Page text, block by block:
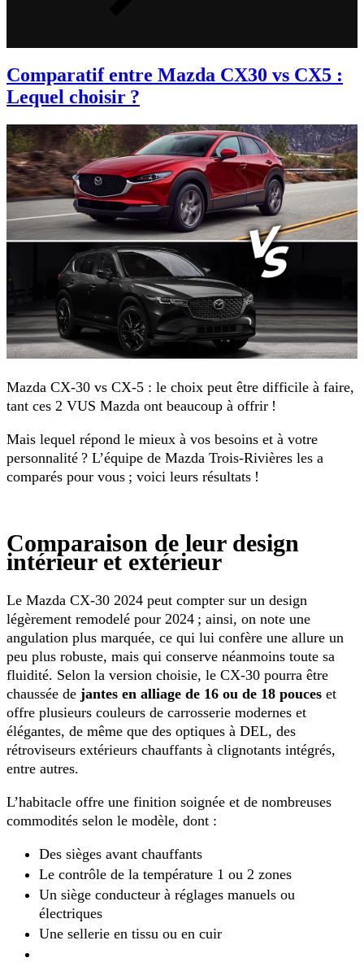
Comparatif entre Mazda CX30 vs CX5 :
Lequel choisir ?
Mazda CX-30 vs CX-5 : le choix peut être difficile à faire,
tant ces 2 VUS Mazda ont beaucoup à offrir !
Mais lequel répond le mieux à vos besoins et à votre
personnalité ? L’équipe de Mazda Trois-Rivières les a
comparés pour vous ; voici leurs résultats !
Comparaison de leur design
intérieur et extérieur
Le Mazda CX-30 2024 peut compter sur un design
légèrement remodelé pour 2024 ; ainsi, on note une
angulation plus marquée, ce qui lui confère une allure un
peu plus robuste, mais qui conserve néanmoins toute sa
fluidité. Selon la version choisie, le CX-30 pourra être
chaussée de jantes en alliage de 16 ou de 18 pouces et
offre plusieurs couleurs de carrosserie modernes et
élégantes, de même que des optiques à DEL, des
rétroviseurs extérieurs chauffants à clignotants intégrés,
entre autres.
L’habitacle offre une finition soignée et de nombreuses
commodités selon le modèle, dont :
Des sièges avant chauffants
Le contrôle de la température 1 ou 2 zones
Un siège conducteur à réglages manuels ou
électriques
Une sellerie en tissu ou en cuir